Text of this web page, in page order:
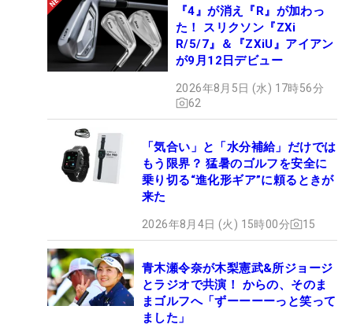
『4』が消え『R』が加わっ
た！ スリクソン『ZXi
R/5/7』＆『ZXiU』アイアン
が9月12日デビュー
2026年8月5日 (水) 17時56分
62
「気合い」と「水分補給」だけでは
もう限界？ 猛暑のゴルフを安全に
乗り切る“進化形ギア”に頼るときが
来た
2026年8月4日 (火) 15時00分 15
青木瀬令奈が木梨憲武&所ジョージ
とラジオで共演！ からの、そのま
まゴルフへ「ずーーーーっと笑って
ました」